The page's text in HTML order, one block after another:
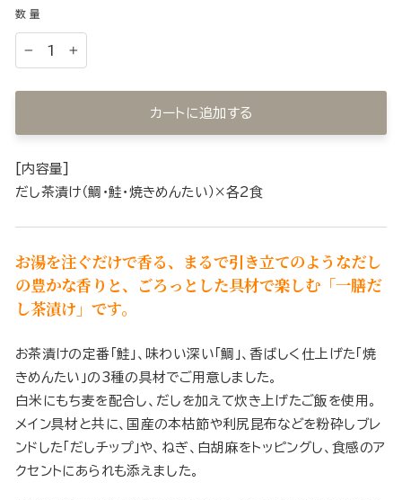
数量
カートに追加する
[内容量]
だし茶漬け（鯛・鮭・焼きめんたい）×各2食
お湯を注ぐだけで香る、まるで引き立てのようなだし
の豊かな香りと、ごろっとした具材で楽しむ「一膳だ
し茶漬け」です。
お茶漬けの定番「鮭」、味わい深い「鯛」、香ばしく仕上げた「焼
きめんたい」の3種の具材でご用意しました。
白米にもち麦を配合し、だしを加えて炊き上げたご飯を使用。
メイン具材と共に、国産の本枯節や利尻昆布などを粉砕しブレ
ンドした「だしチップ」や、ねぎ、白胡麻をトッピングし、食感のア
クセントにあられも添えました。